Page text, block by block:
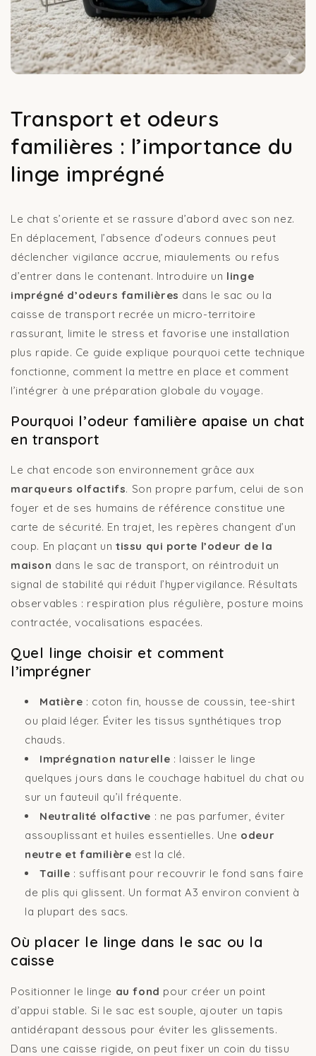
Transport et odeurs
familières : l’importance du
linge imprégné
Le chat s’oriente et se rassure d’abord avec son nez.
En déplacement, l’absence d’odeurs connues peut
déclencher vigilance accrue, miaulements ou refus
d’entrer dans le contenant. Introduire un linge
imprégné d’odeurs familières dans le sac ou la
caisse de transport recrée un micro-territoire
rassurant, limite le stress et favorise une installation
plus rapide. Ce guide explique pourquoi cette technique
fonctionne, comment la mettre en place et comment
l’intégrer à une préparation globale du voyage.
Pourquoi l’odeur familière apaise un chat
en transport
Le chat encode son environnement grâce aux
marqueurs olfactifs. Son propre parfum, celui de son
foyer et de ses humains de référence constitue une
carte de sécurité. En trajet, les repères changent d’un
coup. En plaçant un tissu qui porte l’odeur de la
maison dans le sac de transport, on réintroduit un
signal de stabilité qui réduit l’hypervigilance. Résultats
observables : respiration plus régulière, posture moins
contractée, vocalisations espacées.
Quel linge choisir et comment
l’imprégner
Matière : coton fin, housse de coussin, tee-shirt
ou plaid léger. Éviter les tissus synthétiques trop
chauds.
Imprégnation naturelle : laisser le linge
quelques jours dans le couchage habituel du chat ou
sur un fauteuil qu’il fréquente.
Neutralité olfactive : ne pas parfumer, éviter
assouplissant et huiles essentielles. Une odeur
neutre et familière est la clé.
Taille : suffisant pour recouvrir le fond sans faire
de plis qui glissent. Un format A3 environ convient à
la plupart des sacs.
Où placer le linge dans le sac ou la
caisse
Positionner le linge au fond pour créer un point
d’appui stable. Si le sac est souple, ajouter un tapis
antidérapant dessous pour éviter les glissements.
Dans une caisse rigide, on peut fixer un coin du tissu